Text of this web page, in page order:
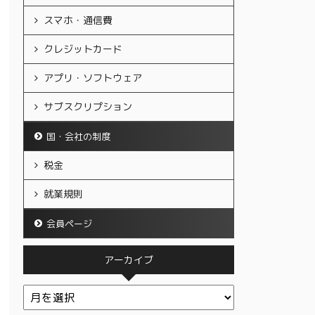
スマホ・通信費
クレジットカード
アプリ・ソフトウェア
サブスクリプション
国・会社の制度
税金
就業規則
会員ページ
アーカイブ